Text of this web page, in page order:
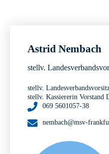
Astrid Nembach
stellv.
stellv.
stellv. Kassiererin Vorstand
069 5601057-38
nembach@msv-